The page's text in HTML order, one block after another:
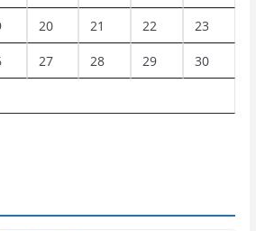
20 21 22 23
27 28 29 30